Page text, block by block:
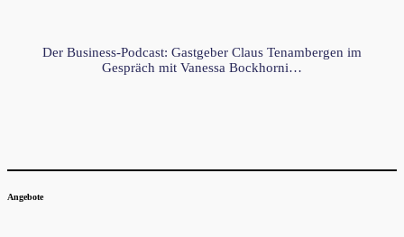
Der Business-Podcast: Gastgeber Claus Tenambergen im
Gespräch mit Vanessa Bockhorni…
Angebote